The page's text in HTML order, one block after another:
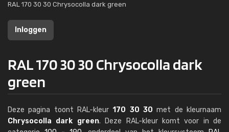
RAL 170 30 30 Chrysocolla dark green
Inloggen
RAL 170 30 30 Chrysocolla dark
green
Deze pagina toont RAL-kleur170 30 30 met de kleurnaam
Chrysocolla dark green. Deze RAL-kleur komt voor in de